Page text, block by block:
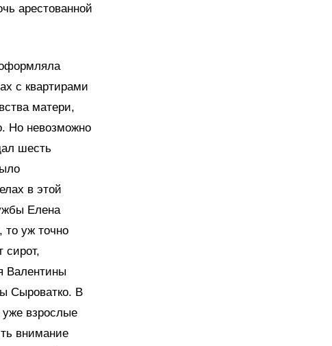
арестованной
с квартирами
матери,
Но невозможно
шесть
в этой
Елена
то уж точно
сирот,
Валентины
Сыроватко. В
уже взрослые
внимание